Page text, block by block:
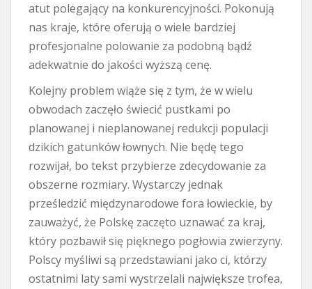
atut polegający na konkurencyjności. Pokonują
nas kraje, które oferują o wiele bardziej
profesjonalne polowanie za podobną bądź
adekwatnie do jakości wyższą cenę.
Kolejny problem wiąże się z tym, że w wielu
obwodach zaczęło świecić pustkami po
planowanej i nieplanowanej redukcji populacji
dzikich gatunków łownych. Nie będę tego
rozwijał, bo tekst przybierze zdecydowanie za
obszerne rozmiary. Wystarczy jednak
prześledzić międzynarodowe fora łowieckie, by
zauważyć, że Polskę zaczęto uznawać za kraj,
który pozbawił się pięknego pogłowia zwierzyny.
Polscy myśliwi są przedstawiani jako ci, którzy
ostatnimi laty sami wystrzelali największe trofea,